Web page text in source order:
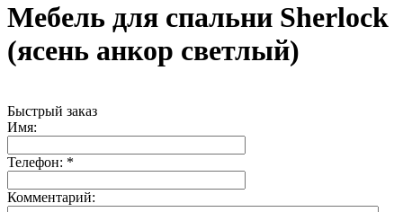
Мебель для спальни Sherlock
(ясень анкор светлый)
Быстрый заказ
Имя:
Телефон: *
Комментарий: